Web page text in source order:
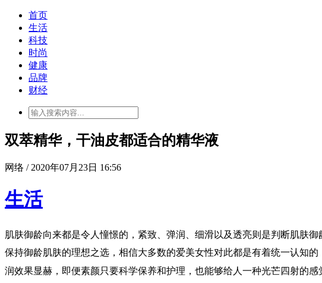
首页
生活
科技
时尚
健康
品牌
财经
双萃精华，干油皮都适合的精华液
网络 / 2020年07月23日 16:56
生活
肌肤御龄向来都是令人憧憬的，紧致、弹润、细滑以及透亮则是判断肌肤
保持御龄肌肤的理想之选，相信大多数的爱美女性对此都是有着统一认知的
润效果显赫，即便素颜只要科学保养和护理，也能够给人一种光芒四射的